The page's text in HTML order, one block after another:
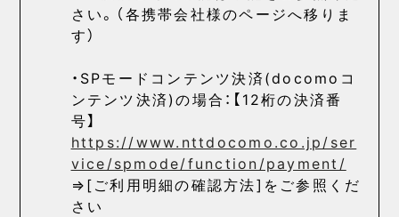
さい。（各携帯会社様のページへ移りま
す）
・SPモードコンテンツ決済(docomoコ
ンテンツ決済)の場合：【12桁の決済番
号】
https://www.nttdocomo.co.jp/ser
vice/spmode/function/payment/
⇒[ご利用明細の確認方法]をご参照くだ
さい